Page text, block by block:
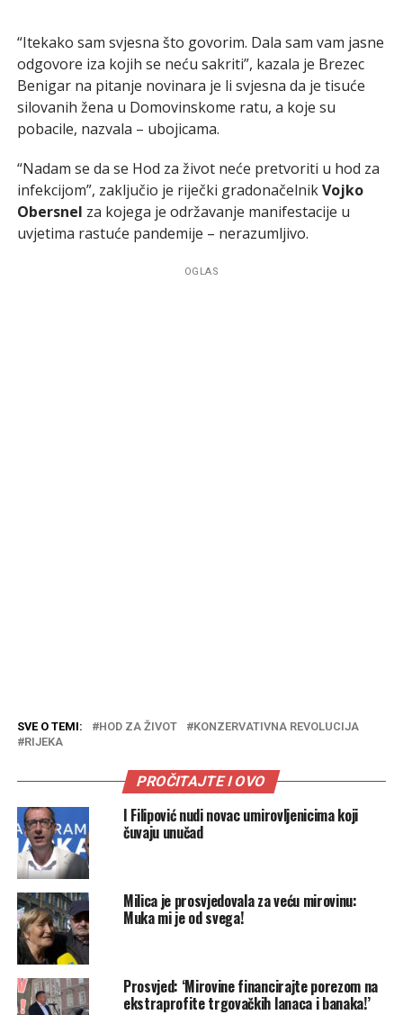
“Itekako sam svjesna što govorim. Dala sam vam jasne
odgovore iza kojih se neću sakriti”, kazala je Brezec
Benigar na pitanje novinara je li svjesna da je tisuće
silovanih žena u Domovinskome ratu, a koje su
pobacile, nazvala – ubojicama.
“Nadam se da se Hod za život neće pretvoriti u hod za
infekcijom”, zaključio je riječki gradonačelnikVojko
Obersnel za kojega je održavanje manifestacije u
uvjetima rastuće pandemije – nerazumljivo.
OGLAS
SVE O TEMI: HOD ZA ŽIVOT
KONZERVATIVNA REVOLUCIJA
RIJEKA
PROČITAJTE I OVO
I Filipović nudi novac umirovljenicima koji
čuvaju unučad
Milica je prosvjedovala za veću mirovinu:
Muka mi je od svega!
Prosvjed: ‘Mirovine financirajte porezom na
ekstraprofite trgovačkih lanaca i banaka!’